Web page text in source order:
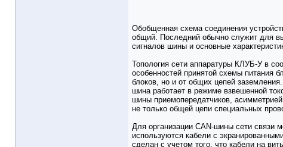
Обобщенная схема соединения
общий. Последний обычно служит для
сигналов шины и основные
Топология сети аппаратуры КЛУБ-У в
особенностей принятой схемы питания
блоков, но и от общих цепей
шина работает в режиме взвешенной
шины приемопередатчиков,
не только общей цепи специальных
Для организации CAN-шины сети связи
используются кабели с
сделан с учетом того, что кабели на